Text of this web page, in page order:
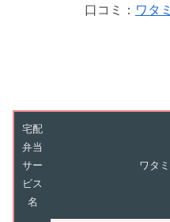
口コミ： ワタ
宅配
弁当
サー
ビス
名
ワタ